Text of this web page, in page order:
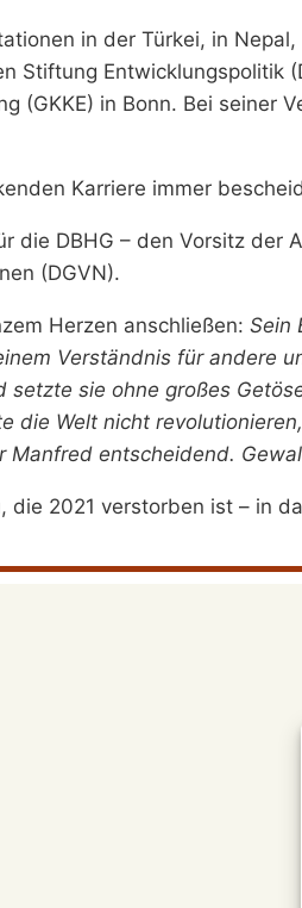
in der Türkei, in
Stiftung Entwicklungspolitik
(GKKE) in Bonn. Bei seiner
Karriere immer
die DBHG – den Vorsitz
(DGVN).
Herzen anschließen: Sein
Verständnis für andere
sie ohne großes
Welt nicht
entscheidend.
2021 verstorben ist – in